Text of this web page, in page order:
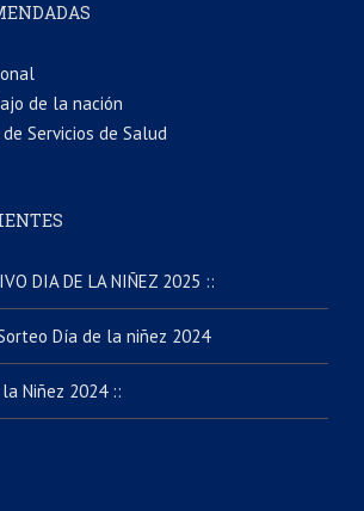
de la nación
Servicios de Salud
DIA DE LA NIÑEZ 2025 ::
Día de la niñez 2024
Niñez 2024 ::